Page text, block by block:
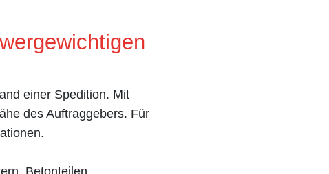
einer Spedition. Mit
des Auftraggebers. Für
Betonteilen,